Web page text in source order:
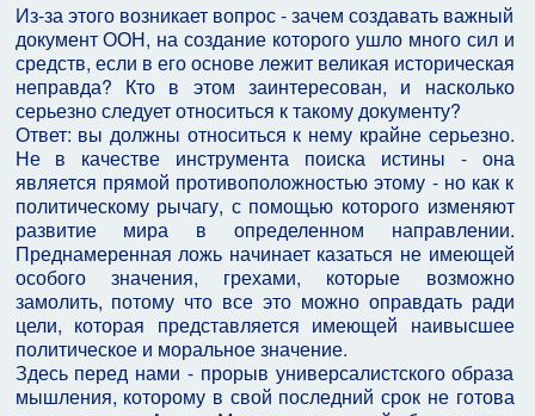
Из-за этого возникает вопрос - зачем создавать важный
документ ООН, на создание которого ушло много сил и
средств, если в его основе лежит великая историческая
неправда? Кто в этом заинтересован, и насколько
серьезно следует относиться к такому документу?
Ответ: вы должны относиться к нему крайне серьезно.
Не в качестве инструмента поиска истины - она
является прямой противоположностью этому - но как к
политическому рычагу, с помощью которого изменяют
развитие мира в определенном направлении.
Преднамеренная ложь начинает казаться не имеющей
особого значения, грехами, которые возможно
замолить, потому что все это можно оправдать ради
цели, которая представляется имеющей наивысшее
политическое и моральное значение.
Здесь перед нами - прорыв универсалистского образа
мышления, которому в свой последний срок не готова